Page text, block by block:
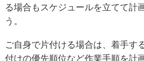
る場合もスケジュールを立てて計
う。
ご自身で片付ける場合は、着手す
付けの優先順位など作業手順を計